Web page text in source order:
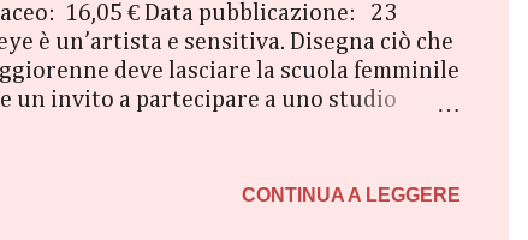
16,05 € Data pubblicazione: 23
è un’artista e sensitiva. Disegna ciò che
deve lasciare la scuola femminile
un invito a partecipare a uno studio
benda sull’occhio. Rivolgendosi
CONTINUA A LEGGERE